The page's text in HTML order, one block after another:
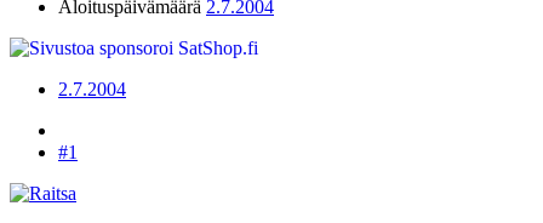
Aloituspäivämäärä 2.7.2004
2.7.2004
#1